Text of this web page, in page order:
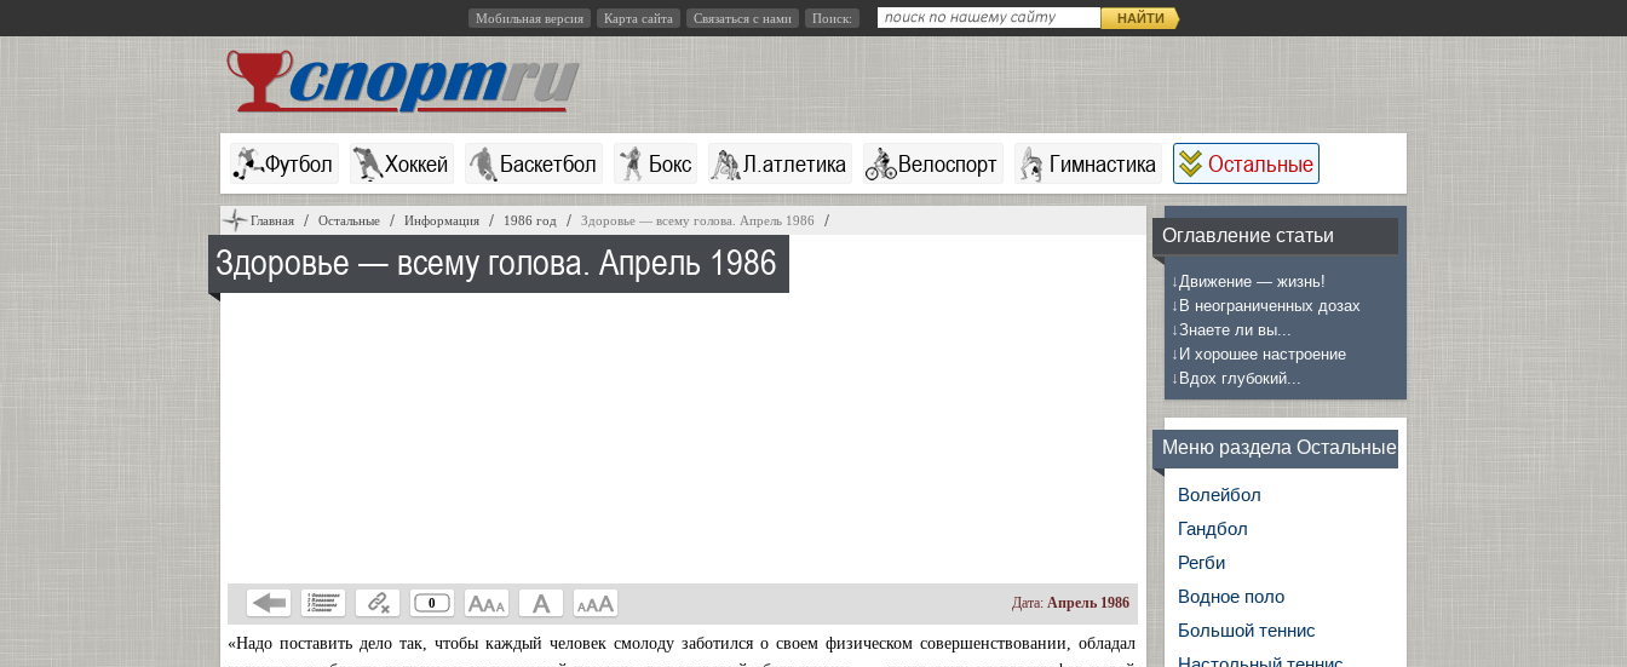
Мобильная версия Карта сайта Связаться с нами Поиск: НАЙТИ
Футбол Хоккей Баскетбол Бокс Л.атлетика Велоспорт Гимнастика Остальные
Главная Остальные Информация 1986 год Здоровье — всему голова. Апрель 1986
Здоровье — всему голова. Апрель 1986
0 Дата: Апрель 1986
«Надо поставить дело так, чтобы каждый человек смолоду заботился о своем физическом совершенствовании, обладал
Оглавление статьи
↓Движение — жизнь!
↓ В неограниченных дозах
↓Знаете ли вы...
↓ И хорошее настроение
↓ Вдох глубокий...
Меню раздела Остальные
Волейбол
Гандбол
Регби
Водное поло
Большой теннис